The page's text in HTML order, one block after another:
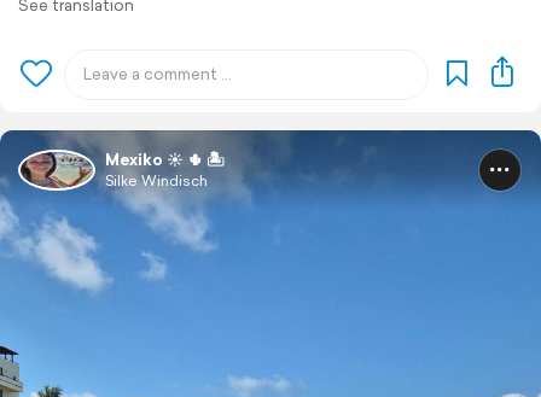
See translation
Mexiko ☀️ 🌵 🏝️
Silke Windisch